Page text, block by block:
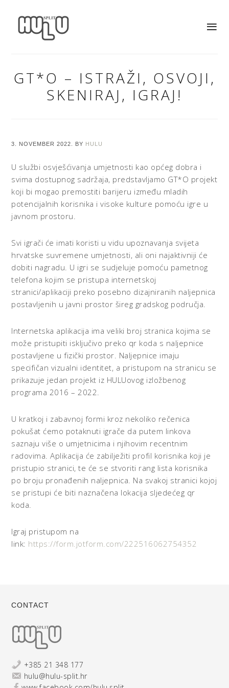
GT*O – ISTRAŽI, OSVOJI,
SKENIRAJ, IGRAJ!
3. NOVEMBER 2022. BY HULU
U službi osvješćivanja umjetnosti kao općeg dobra i
svima dostupnog sadržaja, predstavljamo GT*O projekt
koji bi mogao premostiti barijeru između mladih
potencijalnih korisnika i visoke kulture pomoću igre u
javnom prostoru.
Svi igrači će imati koristi u vidu upoznavanja svijeta
hrvatske suvremene umjetnosti, ali oni najaktivniji će
dobiti nagradu. U igri se sudjeluje pomoću pametnog
telefona kojim se pristupa internetskoj
stranici/aplikaciji preko posebno dizajniranih naljepnica
postavljenih u javni prostor šireg gradskog područja.
Internetska aplikacija ima veliki broj stranica kojima se
može pristupiti isključivo preko qr koda s naljepnice
postavljene u fizički prostor. Naljepnice imaju
specifičan vizualni identitet, a pristupom na stranicu se
prikazuje jedan projekt iz HULUovog izložbenog
programa 2016 – 2022.
U kratkoj i zabavnoj formi kroz nekoliko rečenica
pokušat ćemo potaknuti igrače da putem linkova
saznaju više o umjetnicima i njihovim recentnim
radovima. Aplikacija će zabilježiti profil korisnika koji je
pristupio stranici, te će se stvoriti rang lista korisnika
po broju pronađenih naljepnica. Na svakoj stranici kojoj
se pristupi će biti naznačena lokacija sljedećeg qr
koda.
Igraj pristupom na
link: https://form.jotform.com/222516062754352
CONTACT
+385 21 348 177
hulu@hulu-split.hr